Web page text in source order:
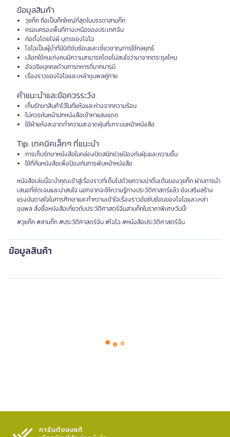
ข้อมูลสินค้า
วุยก๊ก ถือเป็นก๊กใหญ่ที่สุดในบรรดาสามก๊ก
ครอบครองพื้นที่ทางเหนือของประเทศจีน
ก่อตั้งโดยโจผี บุตรของโจโฉ
โจโฉเป็นผู้นำที่มีมิติซับซ้อนและเชี่ยวชาญการใช้กลยุทธ์
เลือกใช้คนเก่งคนมีความสามารถโดยไม่สนใจว่ามาจากตระกูลไหน
อัจฉริยบุคคลด้านการทหารที่มากบารมี
เรื่องราวของโจโฉและเหล่าขุนพลคู่กาย
คำแนะนำและข้อควรระวัง
เก็บรักษาสินค้าไว้ในที่แห้งและห่างจากความร้อน
ไม่ควรหันหน้าปกหนังสือเข้าหาแสงแดด
ใช้ผ้าแห้งสะอาดทำความสะอาดฝุ่นที่เกาะบนหน้าหนังสือ
Tip. เทคนิคเล็กๆ ที่แนะนำ
การเก็บรักษาหนังสือในกล่องปิดสนิทช่วยป้องกันฝุ่นและความชื้น
ใช้ที่คั่นหนังสือเพื่อป้องกันการพับหน้าหนังสือ
หนังสือเล่มนี้จะนำคุณเข้าสู่เรื่องราวที่เต็มไปด้วยความน่าตื่นเต้นของวุยก๊ก ผ่านการนำ
เสนอที่ชัดเจนและน่าสนใจ นอกจากจะให้ความรู้ทางประวัติศาสตร์แล้ว ยังเสริมสร้าง
แรงบันดาลใจในการศึกษาและทำความเข้าใจเรื่องราวอันซับซ้อนของโจโฉและเหล่า
ขุนพล สั่งซื้อหนังสือเกี่ยวกับประวัติศาสตร์จีนสามก๊กในราคาพิเศษวันนี้!
#วุยก๊ก #สามก๊ก #ประวัติศาสตร์จีน #โจโฉ #หนังสือประวัติศาสตร์จีน
ข้อมูลสินค้า
การันตีของแท้